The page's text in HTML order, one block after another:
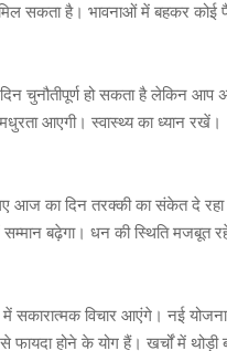
मिल सकता है। भावनाओं में बहकर
चुनौतीपूर्ण हो सकता है लेकिन आप
आएगी। स्वास्थ्य का ध्यान रखें।
आज का दिन तरक्की का संकेत दे रहा
सम्मान बढ़ेगा। धन की स्थिति मजबूत
सकारात्मक विचार आएंगे। नई
फायदा होने के योग हैं। खर्चों में थोड़ी